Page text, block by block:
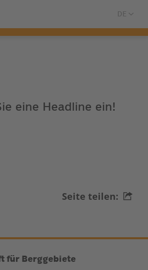
eine Headline ein!
Seite teilen:
für Berggebiete